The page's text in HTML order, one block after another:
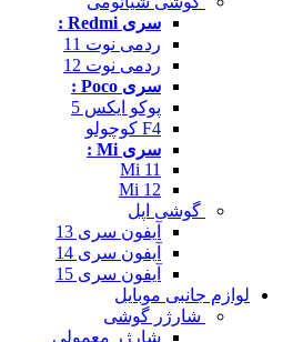
سری Redmi :
ردمی نوت 11
ردمی نوت 12
سری Poco :
پوکو ایکس 5
F4 کوچولو
سری Mi :
Mi 11
Mi 12
گوشی اپل
آیفون سری 13
آیفون سری 14
آیفون سری 15
لوازم جانبی موبایل
شارژر گوشی
شارژر معمولی